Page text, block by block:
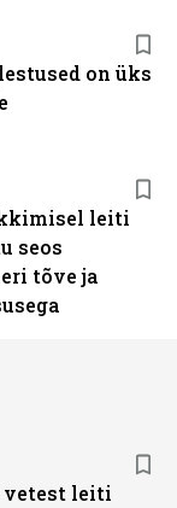
on üks
leiti
seos
tõve ja
leiti